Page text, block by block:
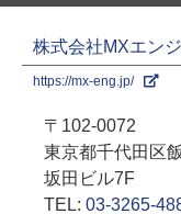
株式会社MXエン
https://mx-eng.jp/
〒102-0072
東京都千代田区
坂田ビル7F
TEL: 03-3265-